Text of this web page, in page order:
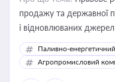
продажу та державної
і відновлюваних джерел
Паливно-
Агропромисловий